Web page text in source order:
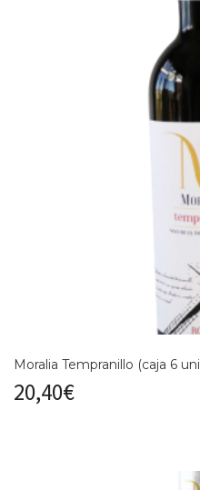
Moralia Tempranillo (caja 6
20,40€